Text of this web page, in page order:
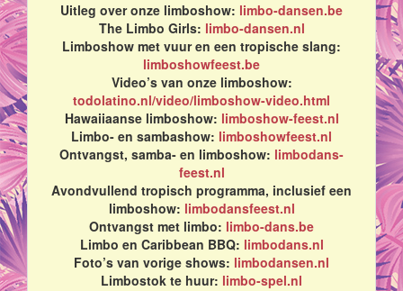
Uitleg over onze limboshow: limbo-dansen.be
The Limbo Girls: limbo-dansen.nl
Limboshow met vuur en een tropische slang:
limboshowfeest.be
Video’s van onze limboshow:
todolatino.nl/video/limboshow-video.html
Hawaiiaanse limboshow: limboshow-feest.nl
Limbo- en sambashow: limboshowfeest.nl
Ontvangst, samba- en limboshow: limbodans-
feest.nl
Avondvullend tropisch programma, inclusief een
limboshow: limbodansfeest.nl
Ontvangst met limbo: limbo-dans.be
Limbo en Caribbean BBQ: limbodans.nl
Foto’s van vorige shows: limbodansen.nl
Limbostok te huur: limbo-spel.nl